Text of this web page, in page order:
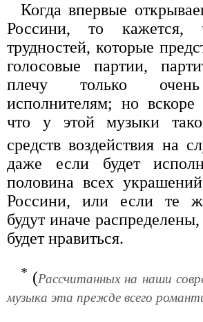
Когда впервые
Россини, то
трудностей, которые
голосовые партии,
плечу только
исполнителям; но вскоре
что у этой музыки
средств воздействия на
даже если будет
половина всех
Россини, или если те
будут иначе
будет нравиться.
* (Рассчитанных на наши
музыка эта прежде всего